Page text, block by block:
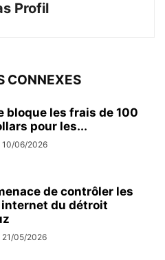
Profil
CONNEXES
bloque les frais de 100
pour les...
10/06/2026
de contrôler les
du détroit
21/05/2026